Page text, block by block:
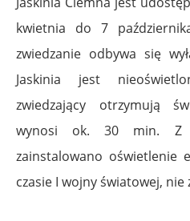
kwietnia do 7
zwiedzanie odbywa się
Jaskinia jest
zwiedzający otrzymują
wynosi ok. 30 min. Z
zainstalowano oświetlenie
czasie I wojny światowej,